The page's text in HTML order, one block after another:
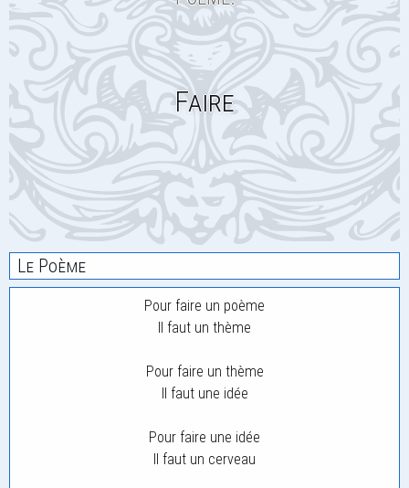
Faire
Le Poème
Pour faire un poème
Il faut un thème
Pour faire un thème
Il faut une idée
Pour faire une idée
Il faut un cerveau